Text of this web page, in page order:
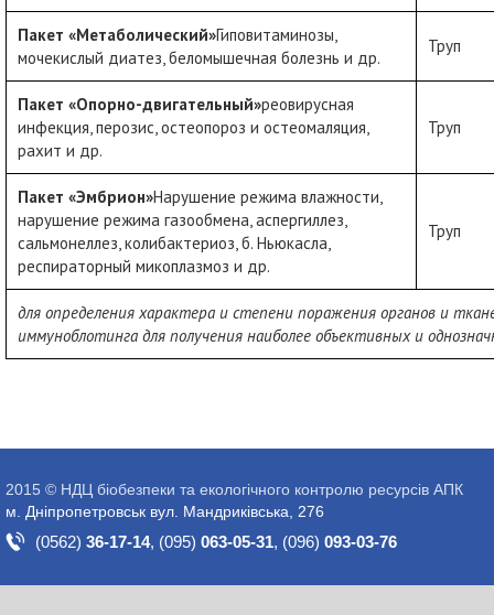
Пакет «Метаболический»Гиповитаминозы,
мочекислый диатез, беломышечная болезнь и др.
Труп
Пакет «Опорно-двигательный»реовирусная
инфекция, перозис, остеопороз и остеомаляция,
рахит и др.
Труп
Пакет «Эмбрион»Нарушение режима влажности,
нарушение режима газообмена, аспергиллез,
сальмонеллез, колибактериоз, б. Ньюкасла,
респираторный микоплазмоз и др.
Труп
для определения характера и степени поражения органов и
иммуноблотинга для получения наиболее объективных и
2015 © НДЦ біобезпеки та екологічного контролю ресурсів АПК
м. Дніпропетровськ вул. Мандриківська, 276
(0562) 36-17-14, (095) 063-05-31, (096) 093-03-76